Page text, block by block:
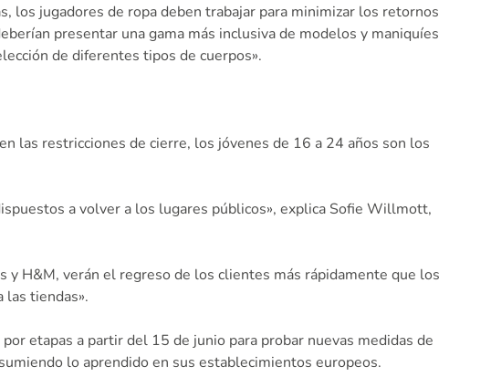
los jugadores de ropa deben trabajar para minimizar los retornos
presentar una gama más inclusiva de modelos y maniquíes
de diferentes tipos de cuerpos».
las restricciones de cierre, los jóvenes de 16 a 24 años son los
a volver a los lugares públicos», explica Sofie Willmott,
y H&M, verán el regreso de los clientes más rápidamente que los
las tiendas».
etapas a partir del 15 de junio para probar nuevas medidas de
lo aprendido en sus establecimientos europeos.